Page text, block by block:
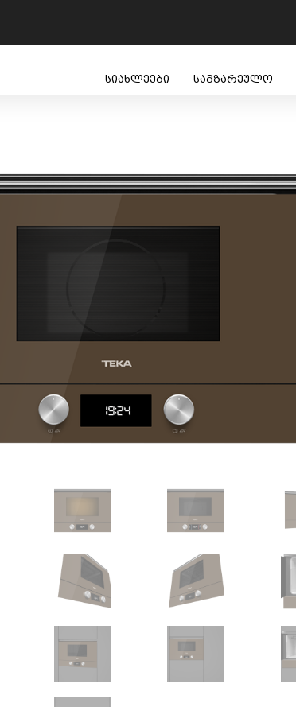
სიახლეები სამზარეულო